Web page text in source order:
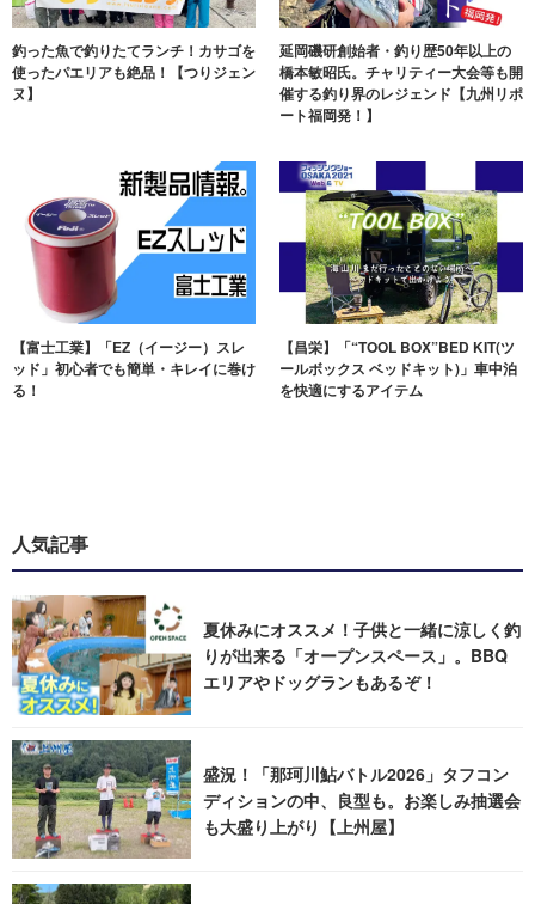
釣った魚で釣りたてランチ！カサゴを
使ったパエリアも絶品！【つりジェン
ヌ】
延岡磯研創始者・釣り歴50年以上の
橋本敏昭氏。チャリティー大会等も開
催する釣り界のレジェンド【九州リポ
ート福岡発！】
【富士工業】「EZ（イージー）スレ
ッド」初心者でも簡単・キレイに巻け
る！
【昌栄】「“TOOL BOX”BED KIT(ツ
ールボックス ベッドキット)」車中泊
を快適にするアイテム
人気記事
夏休みにオススメ！子供と一緒に涼しく釣
りが出来る「オープンスペース」。BBQ
エリアやドッグランもあるぞ！
盛況！「那珂川鮎バトル2026」タフコン
ディションの中、良型も。お楽しみ抽選会
も大盛り上がり【上州屋】